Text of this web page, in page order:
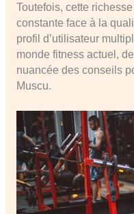
Toutefois, cette
constante face à la
profil d’utilisateur
monde fitness actuel,
nuancée des conseils
Muscu.